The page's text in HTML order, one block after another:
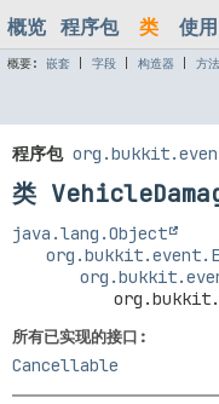
概览 程序包 类 使用
概要: 嵌套 字段 构造器 方法
程序包
类
java.lang.Object
所有已实现的接口:
Cancellable